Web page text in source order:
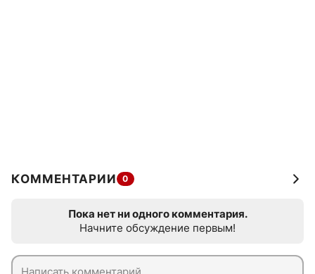
КОММЕНТАРИИ 0
Пока нет ни одного комментария.
Начните обсуждение первым!